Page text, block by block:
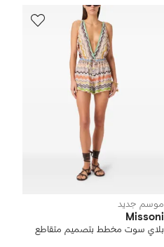
موسم جديد
Missoni
بلاي سوت مخطط بتصميم متقاطع